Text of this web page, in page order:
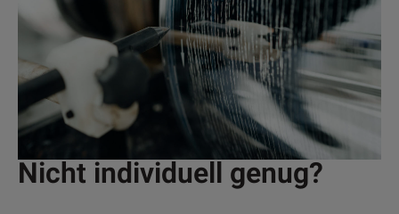
Nicht individuell genug?